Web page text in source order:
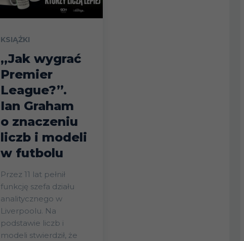
KSIĄŻKI
„Jak wygrać
Premier
League?”.
Ian Graham
o znaczeniu
liczb i modeli
w futbolu
Przez 11 lat pełnił
funkcję szefa działu
analitycznego w
Liverpoolu. Na
podstawie liczb i
modeli stwierdził, że